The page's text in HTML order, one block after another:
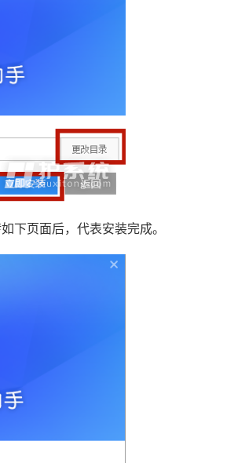
下页面后，代表安装完成。